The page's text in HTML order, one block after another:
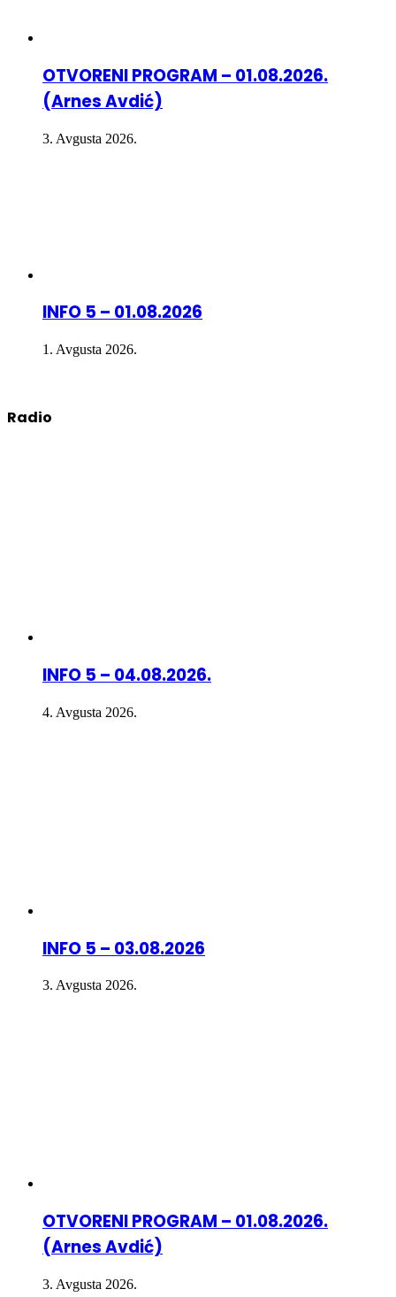
OTVORENI PROGRAM – 01.08.2026.
(Arnes Avdić)
3. Avgusta 2026.
INFO 5 – 01.08.2026
1. Avgusta 2026.
Radio
INFO 5 – 04.08.2026.
4. Avgusta 2026.
INFO 5 – 03.08.2026
3. Avgusta 2026.
OTVORENI PROGRAM – 01.08.2026.
(Arnes Avdić)
3. Avgusta 2026.